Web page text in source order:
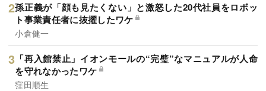
孫正義が「顔も見たくない」と激怒した20代社員をロボッ
ト事業責任者に抜擢したワケ
小倉健一
「再入館禁止」イオンモールの“完璧”なマニュアルが人命
を守れなかったワケ
窪田順生